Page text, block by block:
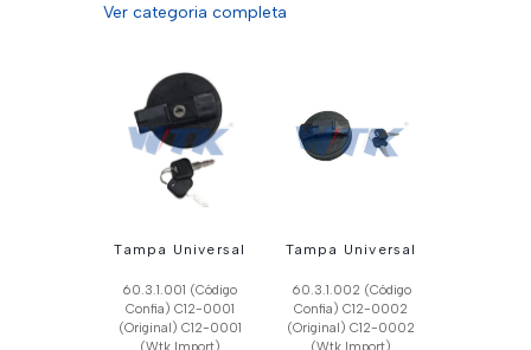
Ver categoria completa
Tampa Universal
60.3.1.001 (Código
Confia) C12-0001
(Original) C12-0001
(Wtk Import)
Tampa Universal
60.3.1.002 (Código
Confia) C12-0002
(Original) C12-0002
(Wtk Import)